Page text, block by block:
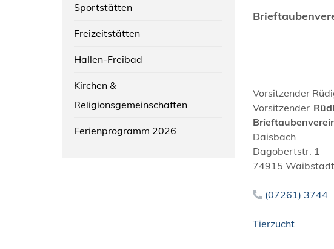
Sportstätten
Freizeitstätten
Hallen-Freibad
Kirchen &
Religionsgemeinschaften
Ferienprogramm 2026
Vorsitzender
Vorsitzender
Daisbach
Dagobertstr. 1
74915 Waibstadt
(07261) 3744
Tierzucht